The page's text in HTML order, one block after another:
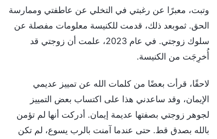
وتبت، معبرًا عن رغبتي في التخلي عن عاطفتي وممارسة
الحق. ثموبعد ذلك، قدمت للكنيسة معلومات مفصلة عن
سلوك زوجتي. في عام 2023، علمت أن زوجتي قد
أُخرِجَت من الكنيسة.
لاحقًا، قرأت بعضًا من كلمات الله عن تمييز عديمي
الإيمان، وقد ساعدني هذا على اكتساب بعض التمييز
لجوهر زوجتي بصفتها عديمة إيمان. أدركت أنها لم تؤمن
بالله بصدق قط. حتى عندما آمنت بالرب يسوع، لم تكن